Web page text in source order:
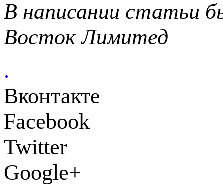
В написании статьи
Восток Лимитед
.
Вконтакте
Facebook
Twitter
Google+